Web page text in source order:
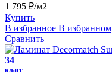
1 795 ₽/м2
Купить
В избранное В избранном
Сравнить
34
класс